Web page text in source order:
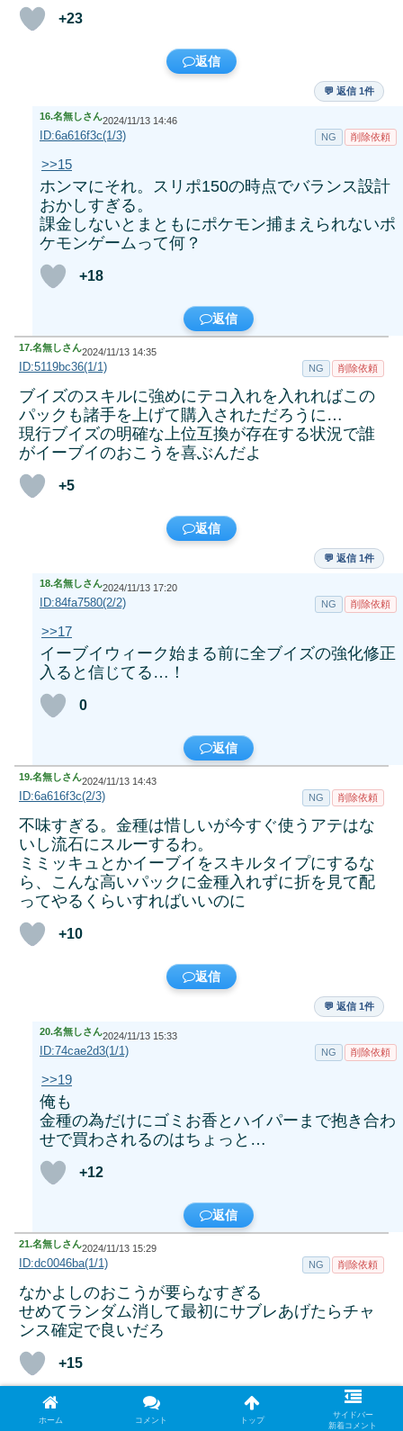
+23
返信
💬 返信 1件
16.名無しさん2024/11/13 14:46
ID:6a616f3c(1/3) NG 削除依頼
>>15
ホンマにそれ。スリポ150の時点でバランス設計
おかしすぎる。
課金しないとまともにポケモン捕まえられないポ
ケモンゲームって何？
+18
返信
17.名無しさん2024/11/13 14:35
ID:5119bc36(1/1) NG 削除依頼
ブイズのスキルに強めにテコ入れを入れればこの
パックも諸手を上げて購入されただろうに…
現行ブイズの明確な上位互換が存在する状況で誰
がイーブイのおこうを喜ぶんだよ
+5
返信
💬 返信 1件
18.名無しさん2024/11/13 17:20
ID:84fa7580(2/2) NG 削除依頼
>>17
イーブイウィーク始まる前に全ブイズの強化修正
入ると信じてる…！
0
返信
19.名無しさん2024/11/13 14:43
ID:6a616f3c(2/3) NG 削除依頼
不味すぎる。金種は惜しいが今すぐ使うアテはな
いし流石にスルーするわ。
ミミッキュとかイーブイをスキルタイプにするな
ら、こんな高いパックに金種入れずに折を見て配
ってやるくらいすればいいのに
+10
返信
💬 返信 1件
20.名無しさん2024/11/13 15:33
ID:74cae2d3(1/1) NG 削除依頼
>>19
俺も
金種の為だけにゴミお香とハイパーまで抱き合わ
せで買わされるのはちょっと…
+12
返信
21.名無しさん2024/11/13 15:29
ID:dc0046ba(1/1) NG 削除依頼
なかよしのおこうが要らなすぎる
せめてランダム消して最初にサブレあげたらチャ
ンス確定で良いだろ
+15
ホーム コメント トップ
サイドバー
新着コメント